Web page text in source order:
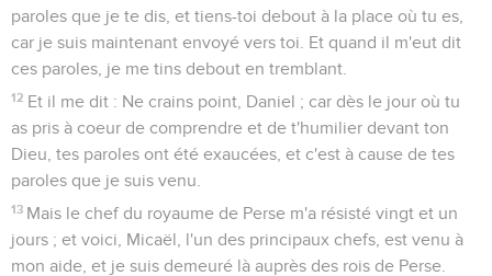
paroles que je te dis, et tiens-toi debout à la place où tu es,
car je suis maintenant envoyé vers toi. Et quand il m'eut dit
ces paroles, je me tins debout en tremblant.
12 Et il me dit : Ne crains point, Daniel ; car dès le jour où tu
as pris à coeur de comprendre et de t'humilier devant ton
Dieu, tes paroles ont été exaucées, et c'est à cause de tes
paroles que je suis venu.
13 Mais le chef du royaume de Perse m'a résisté vingt et un
jours ; et voici, Micaël, l'un des principaux chefs, est venu à
mon aide, et je suis demeuré là auprès des rois de Perse.